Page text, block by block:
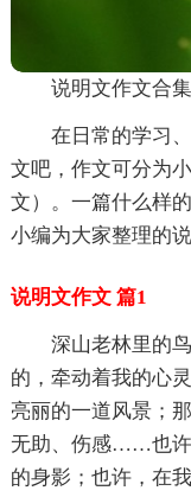
说明文作文合
在日常的学习
文吧，作文可分为
文）。一篇什么样
小编为大家整理的
说明文作文 篇1
深山老林里的
的，牵动着我的心
亮丽的一道风景；
无助、伤感……也许
的身影；也许，在